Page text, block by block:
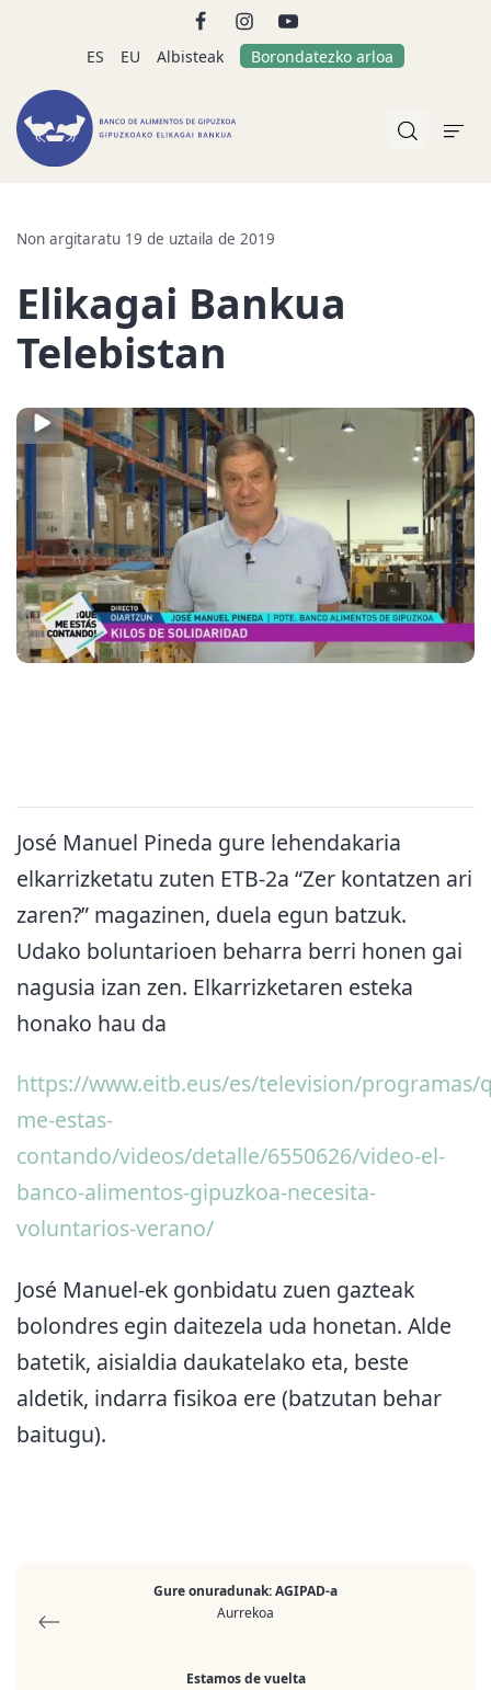
ES EU Albisteak Borondatezko arloa
Non argitaratu 19 de uztaila de 2019
Elikagai Bankua
Telebistan
José Manuel Pineda gure lehendakaria
elkarrizketatu zuten ETB-2a “Zer kontatzen ari
zaren?” magazinen, duela egun batzuk.
Udako boluntarioen beharra berri honen gai
nagusia izan zen. Elkarrizketaren esteka
honako hau da
https://www.eitb.eus/es/television/programas/
me-estas-
contando/videos/detalle/6550626/video-el-
banco-alimentos-gipuzkoa-necesita-
voluntarios-verano/
José Manuel-ek gonbidatu zuen gazteak
bolondres egin daitezela uda honetan. Alde
batetik, aisialdia daukatelako eta, beste
aldetik, indarra fisikoa ere (batzutan behar
baitugu).
Gure onuradunak: AGIPAD-a
Aurrekoa
Estamos de vuelta